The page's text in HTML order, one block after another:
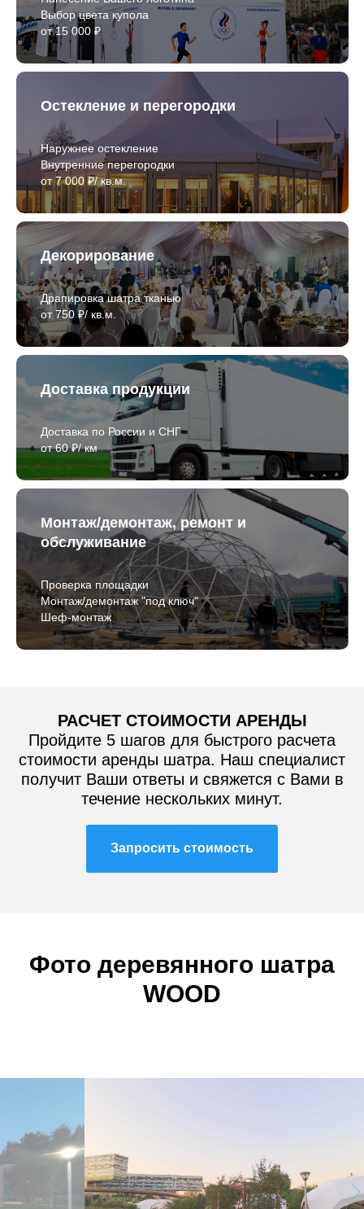
Выбор цвета купола
от 15 000 ₽
Остекление и перегородки
Наружнее остекление
Внутренние перегородки
от 7 000 ₽/ кв.м.
Декорирование
Драпировка шатра тканью
от 750 ₽/ кв.м.
Доставка продукции
Доставка по России и СНГ
от 60 ₽/ км
Монтаж/демонтаж, ремонт и
обслуживание
Проверка площадки
Монтаж/демонтаж "под ключ"
Шеф-монтаж
РАСЧЕТ СТОИМОСТИ АРЕНДЫ
Пройдите 5 шагов для быстрого расчета
стоимости аренды шатра. Наш специалист
получит Ваши ответы и свяжется с Вами в
течение нескольких минут.
Запросить стоимость
Фото деревянного шатра
WOOD